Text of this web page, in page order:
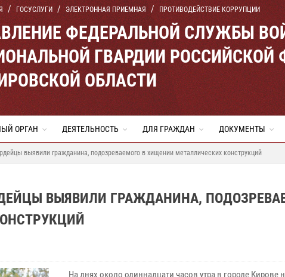
ГОСУСЛУГИ ЭЛЕКТРОННАЯ ПРИЕМНАЯ ПРОТИВОДЕЙСТВИЕ КОРРУПЦИИ
ФЕДЕРАЛЬНОЙ СЛУЖБЫ
ГВАРДИИ РОССИЙСКОЙ
ОБЛАСТИ
ОРГАН ДЕЯТЕЛЬНОСТЬ ДЛЯ ГРАЖДАН ДОКУМЕНТЫ
выявили гражданина, подозреваемого в хищении металлических конструкций
ВЫЯВИЛИ ГРАЖДАНИНА,
На днях около одиннадцати часов утра в городе